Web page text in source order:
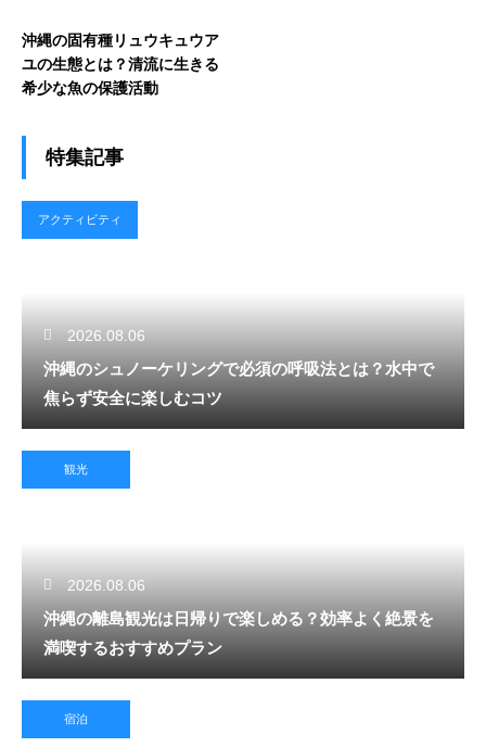
沖縄の固有種リュウキュウア
ユの生態とは？清流に生きる
希少な魚の保護活動
特集記事
アクティビティ
2026.08.06
沖縄のシュノーケリングで必須の呼吸法とは？水中で
焦らず安全に楽しむコツ
観光
2026.08.06
沖縄の離島観光は日帰りで楽しめる？効率よく絶景を
満喫するおすすめプラン
宿泊